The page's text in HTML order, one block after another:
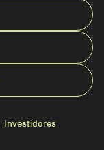
Investidores